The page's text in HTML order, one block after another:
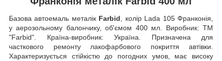
Базова автоемаль металік Farbid, колір Lada 105 Франконія,
у аерозольному балончику, об'ємом 400 мл. Виробник: ТМ
"Farbid". Країна-виробник: Україна. Призначена для
часткового ремонту лакофарбового покриття автівки.
Характеризується стійкістю до погодних умов, має високу